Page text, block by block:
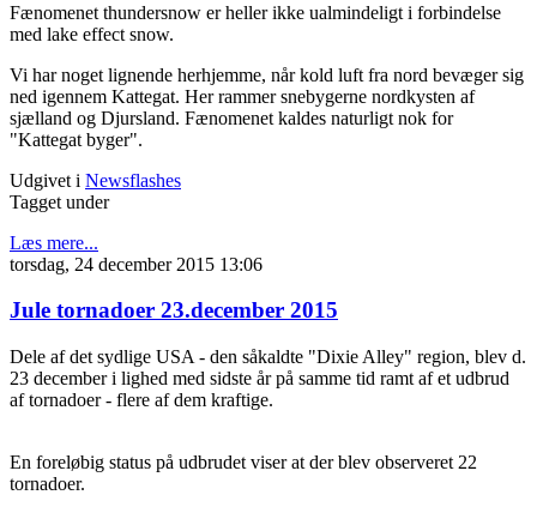
Fænomenet thundersnow er heller ikke ualmindeligt i forbindelse
med lake effect snow.
Vi har noget lignende herhjemme, når kold luft fra nord bevæger sig
ned igennem Kattegat. Her rammer snebygerne nordkysten af
sjælland og Djursland. Fænomenet kaldes naturligt nok for
"Kattegat byger".
Udgivet i Newsflashes
Tagget under
Læs mere...
torsdag, 24 december 2015 13:06
Jule tornadoer 23.december 2015
Dele af det sydlige USA - den såkaldte "Dixie Alley" region, blev d.
23 december i lighed med sidste år på samme tid ramt af et udbrud
af tornadoer - flere af dem kraftige.
En foreløbig status på udbrudet viser at der blev observeret 22
tornadoer.